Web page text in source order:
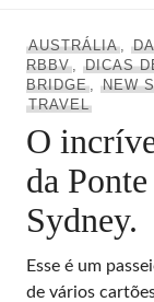
AUSTRÁLIA,
RBBV, DICAS
BRIDGE, NEW
TRAVEL
O
da
Sydney.
Esse é um
de vários